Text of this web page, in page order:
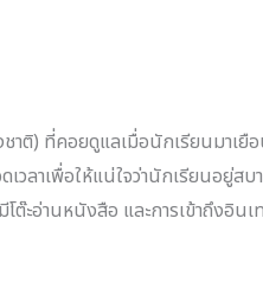
ติ) ที่คอยดูแลเมื่อนักเรียนมาเยื
ลาเพื่อให้แน่ใจว่านักเรียนอยู่สบ
ะอ่านหนังสือ และการเข้าถึงอิน